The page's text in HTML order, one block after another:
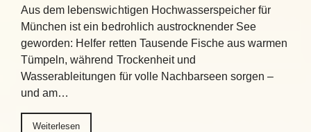
Aus dem lebenswichtigen Hochwasserspeicher für
München ist ein bedrohlich austrocknender See
geworden: Helfer retten Tausende Fische aus warmen
Tümpeln, während Trockenheit und
Wasserableitungen für volle Nachbarseen sorgen –
und am…
Weiterlesen